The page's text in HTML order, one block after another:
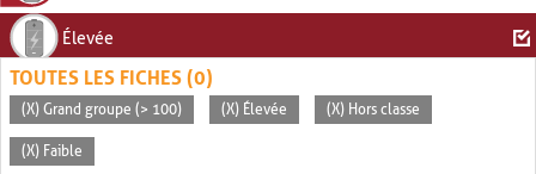
Élevée
TOUTES LES FICHES (0)
(X) Grand groupe (> 100) (X) Élevée (X) Hors classe
(X) Faible